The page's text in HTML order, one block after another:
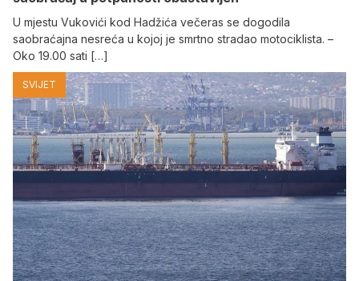
U mjestu Vukovići kod Hadžića večeras se dogodila
saobraćajna nesreća u kojoj je smrtno stradao motociklista. –
Oko 19.00 sati […]
SVIJET